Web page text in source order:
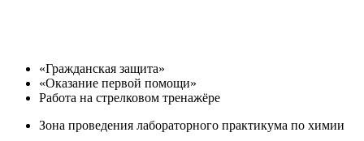
«Гражданская защита»
«Оказание первой помощи»
Работа на стрелковом тренажёре
Зона проведения лабораторного практикума по химии